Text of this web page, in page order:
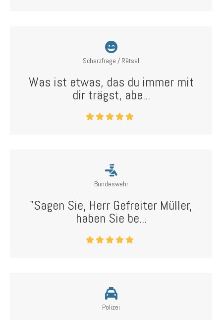
Scherzfrage / Rätsel
Was ist etwas, das du immer mit
dir trägst, abe...
Bundeswehr
"Sagen Sie, Herr Gefreiter Müller,
haben Sie be...
Polizei